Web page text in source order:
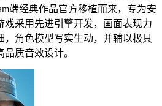
端经典作品官方移植而来，专为安
戏采用先进引擎开发，画面表现力
，角色模型写实生动，并辅以极具
质音效设计。